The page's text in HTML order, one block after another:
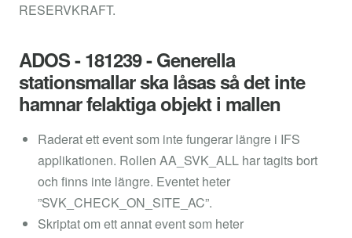
RESERVKRAFT.
ADOS - 181239 - Generella
stationsmallar ska låsas så det inte
hamnar felaktiga objekt i mallen
Raderat ett event som inte fungerar längre i IFS
applikationen. Rollen AA_SVK_ALL har tagits bort
och finns inte längre. Eventet heter
”SVK_CHECK_ON_SITE_AC”.
Skriptat om ett annat event som heter